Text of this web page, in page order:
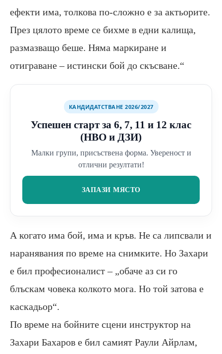
ефекти има, толкова по-сложно е за актьорите.
През цялото време се бихме в едни калища,
размазващо беше. Няма маркиране и
отиграване – истински бой до скъсване.“
КАНДИДАТСТВАНЕ 2026/2027
Успешен старт за 6, 7, 11 и 12 клас
(НВО и ДЗИ)
Малки групи, присъствена форма. Увереност и
отлични резултати!
ЗАПАЗИ МЯСТО
А когато има бой, има и кръв. Не са липсвали и
наранявания по време на снимките. Но Захари
е бил професионалист – „обаче аз си го
блъскам човека колкото мога. Но той затова е
каскадьор“.
По време на бойните сцени инструктор на
Захари Бахаров е бил самият Раули Айрлам,